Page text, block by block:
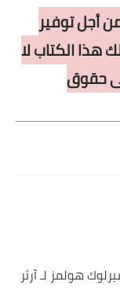
أجل توفير
هذا الكتاب لا
حقوق
هولمز لـ آرثر